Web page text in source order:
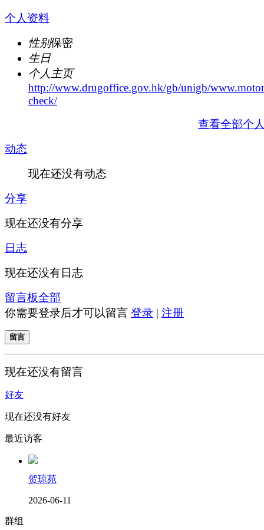
个人资料
性别保密
生日
个人主页
http://www.drugoffice.gov.hk/gb/unigb/
check/
查看全部个
动态
现在还没有动态
分享
现在还没有分享
日志
现在还没有日志
留言板全部
你需要登录后才可以留言 登录 | 注册
留言
现在还没有留言
好友
现在还没有好友
最近访客
贺琼苑
2026-06-11
群组